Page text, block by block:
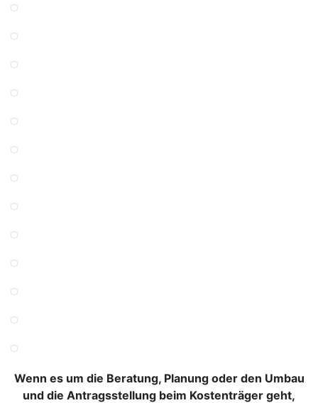
Wenn es um die Beratung, Planung oder den Umbau
und die Antragsstellung beim Kostenträger geht,